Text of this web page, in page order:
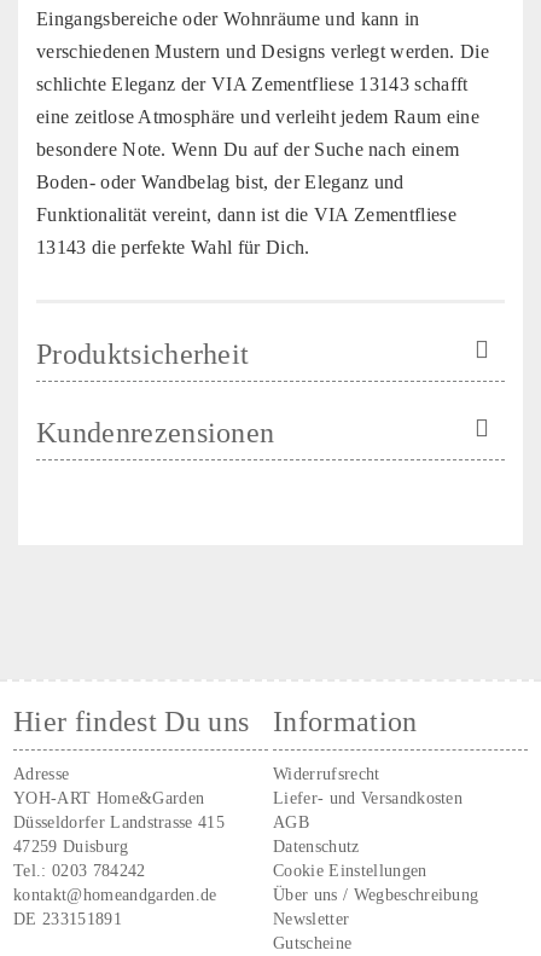
Eingangsbereiche oder Wohnräume und kann in
verschiedenen Mustern und Designs verlegt werden. Die
schlichte Eleganz der VIA Zementfliese 13143 schafft
eine zeitlose Atmosphäre und verleiht jedem Raum eine
besondere Note. Wenn Du auf der Suche nach einem
Boden- oder Wandbelag bist, der Eleganz und
Funktionalität vereint, dann ist die VIA Zementfliese
13143 die perfekte Wahl für Dich.
Produktsicherheit
Kundenrezensionen
Hier findest Du uns
Adresse
YOH-ART Home&Garden
Düsseldorfer Landstrasse 415
47259 Duisburg
Tel.:0203 784242
kontakt@homeandgarden.de
DE 233151891
Information
Widerrufsrecht
Liefer- und Versandkosten
AGB
Datenschutz
Cookie Einstellungen
Über uns / Wegbeschreibung
Newsletter
Gutscheine